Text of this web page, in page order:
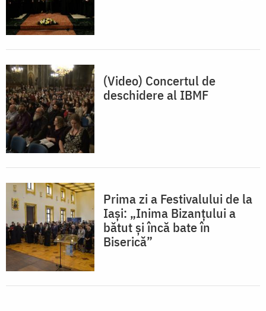
(Video) Concertul de
deschidere al IBMF
Prima zi a Festivalului de la
Iași: „Inima Bizanțului a
bătut și încă bate în
Biserică”